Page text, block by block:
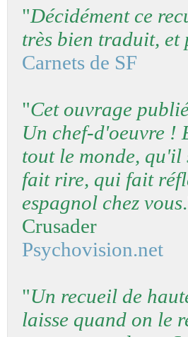
"Décidément ce
très bien traduit, et
Carnets de SF
"Cet ouvrage
Un chef-d'oeuvre !
tout le monde,
fait rire, qui fait
espagnol chez vous
Crusader
Psychovision.net
"Un recueil de
laisse quand on le